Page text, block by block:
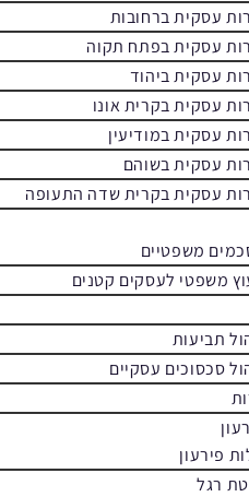
עסקית ברחובות
עסקית בפתח תקוה
עסקית ביהוד
עסקית בקרית אונו
עסקית במודיעין
עסקית בשוהם
עסקית בקרית שדה התעופה
משפטיים
משפטי לעסקים קטנים
תביעות
סכסוכים עסקיים
פירעון
רגל